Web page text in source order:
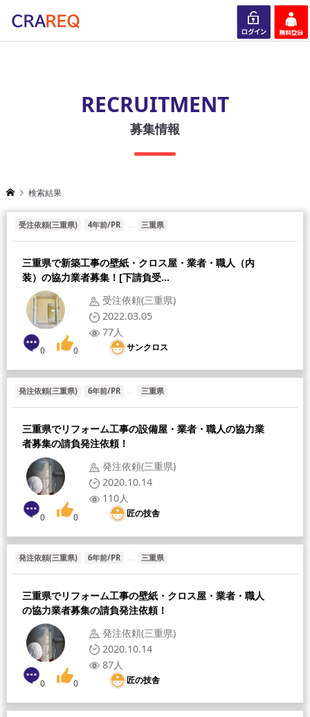
RECRUITMENT
募集情報
検索結果
受注依頼(三重県) 4年前/PR 三重県
三重県で新築工事の壁紙・クロス屋・業者・職人（内
装）の協力業者募集！[下請負受...
受注依頼(三重県)
2022.03.05
77人
サンクロス
0 0
発注依頼(三重県) 6年前/PR 三重県
三重県でリフォーム工事の設備屋・業者・職人の協力業
者募集の請負発注依頼！
発注依頼(三重県)
2020.10.14
110人
匠の技舎
0 0
発注依頼(三重県) 6年前/PR 三重県
三重県でリフォーム工事の壁紙・クロス屋・業者・職人
の協力業者募集の請負発注依頼！
発注依頼(三重県)
2020.10.14
87人
匠の技舎
0 0